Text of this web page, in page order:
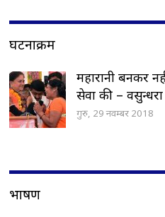
घटनाक्रम
महारानी बनकर
सेवा की –
गुरु, 29 नवम्बर 2018
भाषण